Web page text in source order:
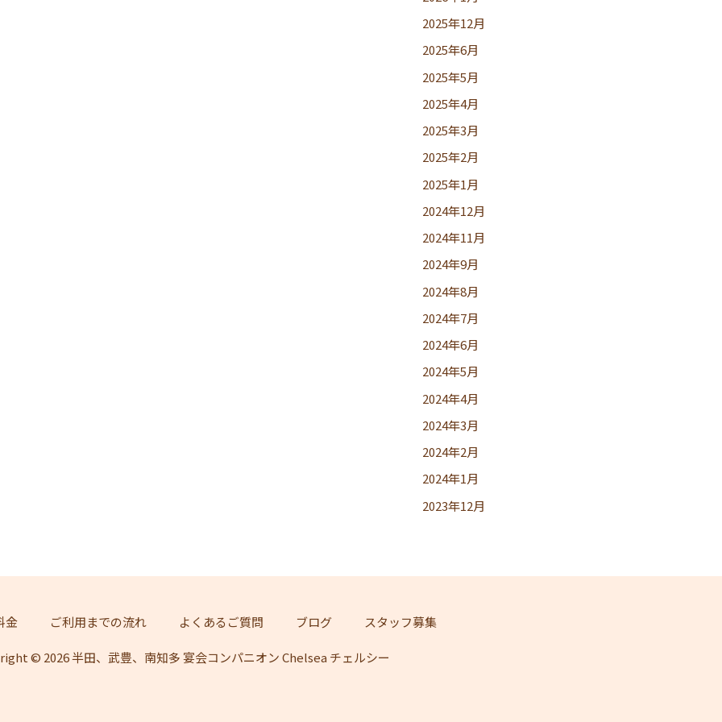
2025年12月
2025年6月
2025年5月
2025年4月
2025年3月
2025年2月
2025年1月
2024年12月
2024年11月
2024年9月
2024年8月
2024年7月
2024年6月
2024年5月
2024年4月
2024年3月
2024年2月
2024年1月
2023年12月
金 ご利用までの流れ よくあるご質問 ブログ スタッフ募集
© 2026 半田、武豊、南知多 宴会コンパニオン Chelsea チェルシー